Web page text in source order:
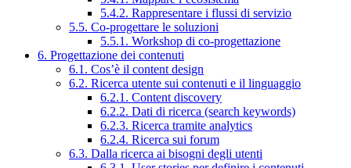
5.4.2. Rappresentare i flussi di servizio
5.5. Co-progettare le soluzioni
5.5.1. Workshop di co-progettazione
6. Progettazione dei contenuti
6.1. Cos’è il content design
6.2. Ricerca utente sui contenuti e il linguaggio
6.2.1. Content discovery
6.2.2. Dati di ricerca (search keywords)
6.2.3. Ricerca tramite analytics
6.2.4. Ricerca sui forum
6.3. Dalla ricerca ai bisogni degli utenti